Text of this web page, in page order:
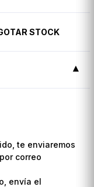
STOCK
te enviaremos
correo
envía el